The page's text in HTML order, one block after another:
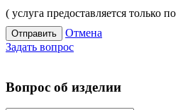
( услуга предоставляется только
Отправить
Отмена
Задать вопрос
Вопрос об изделии